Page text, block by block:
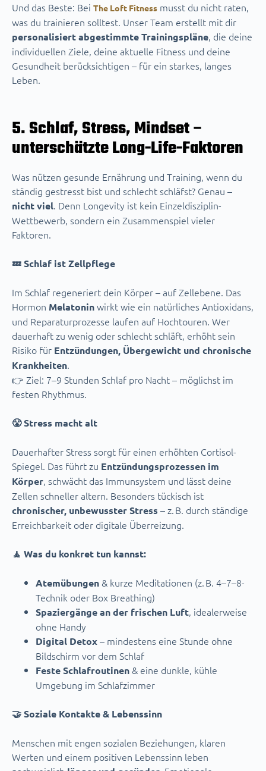
Und das Beste: Bei The Loft Fitness musst du nicht raten,
was du trainieren solltest. Unser Team erstellt mit dir
personalisiert abgestimmte Trainingspläne, die deine
individuellen Ziele, deine aktuelle Fitness und deine
Gesundheit berücksichtigen – für ein starkes, langes
Leben.
5. Schlaf, Stress, Mindset –
unterschätzte Long-Life-Faktoren
Was nützen gesunde Ernährung und Training, wenn du
ständig gestresst bist und schlecht schläfst? Genau –
nicht viel. Denn Longevity ist kein Einzeldisziplin-
Wettbewerb, sondern ein Zusammenspiel vieler
Faktoren.
💤 Schlaf ist Zellpflege
Im Schlaf regeneriert dein Körper – auf Zellebene. Das
Hormon Melatoninwirkt wie ein natürliches Antioxidans,
und Reparaturprozesse laufen auf Hochtouren. Wer
dauerhaft zu wenig oder schlecht schläft, erhöht sein
Risiko für Entzündungen, Übergewicht und chronische
Krankheiten.
👉 Ziel: 7–9 Stunden Schlaf pro Nacht – möglichst im
festen Rhythmus.
😤 Stress macht alt
Dauerhafter Stress sorgt für einen erhöhten Cortisol-
Spiegel. Das führt zu Entzündungsprozessen im
Körper, schwächt das Immunsystem und lässt deine
Zellen schneller altern. Besonders tückisch ist
chronischer, unbewusster Stress – z. B. durch ständige
Erreichbarkeit oder digitale Überreizung.
🧘 Was du konkret tun kannst:
Atemübungen& kurze Meditationen (z. B. 4–7–8-
Technik oder Box Breathing)
Spaziergänge an der frischen Luft, idealerweise
ohne Handy
Digital Detox– mindestens eine Stunde ohne
Bildschirm vor dem Schlaf
Feste Schlafroutinen& eine dunkle, kühle
Umgebung im Schlafzimmer
🤝 Soziale Kontakte & Lebenssinn
Menschen mit engen sozialen Beziehungen, klaren
Werten und einem positiven Lebenssinn leben